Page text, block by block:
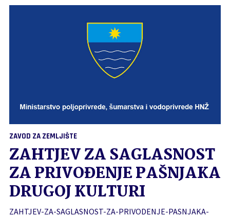
ZAVOD ZA ZEMLJIŠTE
ZAHTJEV ZA SAGLASNOST
ZA PRIVOĐENJE PAŠNJAKA
DRUGOJ KULTURI
ZAHTJEV-ZA-SAGLASNOST-ZA-PRIVODENJE-PASNJAKA-